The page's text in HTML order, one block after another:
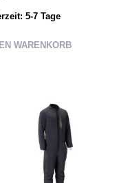
5-7 Tage
WARENKORB